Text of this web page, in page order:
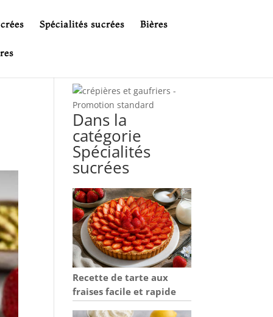
Spécialités sucrées Bières
Dans la
catégorie
Spécialités
sucrées
Recette de tarte aux
fraises facile et rapide